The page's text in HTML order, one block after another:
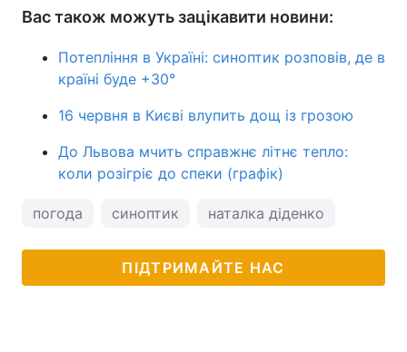
Вас також можуть зацікавити новини:
Потепління в Україні: синоптик розповів, де в
країні буде +30°
16 червня в Києві влупить дощ із грозою
До Львова мчить справжнє літнє тепло:
коли розігріє до спеки (графік)
погода синоптик наталка діденко
ПІДТРИМАЙТЕ НАС